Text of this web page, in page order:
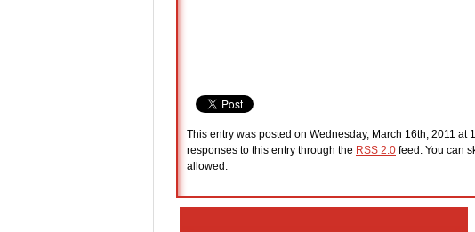
This entry was posted on Wednesday, March 16th, 2011 at
responses to this entry through the RSS 2.0 feed. You can
allowed.